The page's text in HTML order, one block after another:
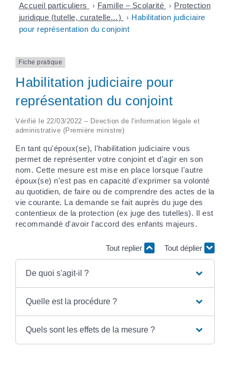
Accueil particuliers > Famille – Scolarité > Protection
juridique (tutelle, curatelle…)
> Habilitation judiciaire
pour représentation du conjoint
Fiche pratique
Habilitation judiciaire pour
représentation du conjoint
Vérifié le 22/03/2022 – Direction de l'information légale et
administrative (Première ministre)
En tant qu'époux(se), l'habilitation judiciaire vous
permet de représenter votre conjoint et d'agir en son
nom. Cette mesure est mise en place lorsque l'autre
époux(se) n'est pas en capacité d'exprimer sa volonté
au quotidien, de faire ou de comprendre des actes de la
vie courante. La demande se fait auprès du juge des
contentieux de la protection (ex juge des tutelles). Il est
recommandé d'avoir l'accord des enfants majeurs.
Tout replier Tout déplier
De quoi s'agit-il ?
Quelle est la procédure ?
Quels sont les effets de la mesure ?